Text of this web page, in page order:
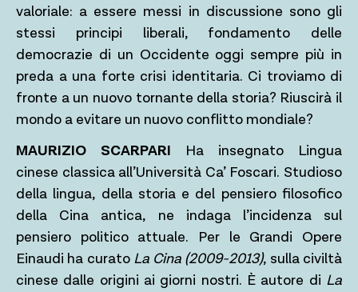
valoriale: a essere messi in discussione sono gli
stessi principi liberali, fondamento delle
democrazie di un Occidente oggi sempre più in
preda a una forte crisi identitaria. Ci troviamo di
fronte a un nuovo tornante della storia? Riuscirà il
mondo a evitare un nuovo conflitto mondiale?
MAURIZIO SCARPARI Ha insegnato Lingua
cinese classica all’Università Ca’ Foscari. Studioso
della lingua, della storia e del pensiero filosofico
della Cina antica, ne indaga l’incidenza sul
pensiero politico attuale. Per le Grandi Opere
Einaudi ha curato La Cina (2009-2013), sulla civiltà
cinese dalle origini ai giorni nostri. È autore di La